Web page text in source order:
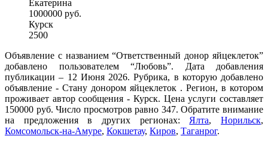
Екатерина
1000000 руб.
Курск
2500
Объявление с названием “Ответственный донор яйцеклеток”
добавлено пользователем “Любовь”. Дата добавления
публикации – 12 Июня 2026. Рубрика, в которую добавлено
объявление - Стану донором яйцеклеток . Регион, в котором
проживает автор сообщения - Курск. Цена услуги составляет
150000 руб. Число просмотров равно 347. Обратите внимание
на предложения в других регионах: Ялта,Норильск,
Комсомольск-на-Амуре, Кокшетау, Киров, Таганрог.